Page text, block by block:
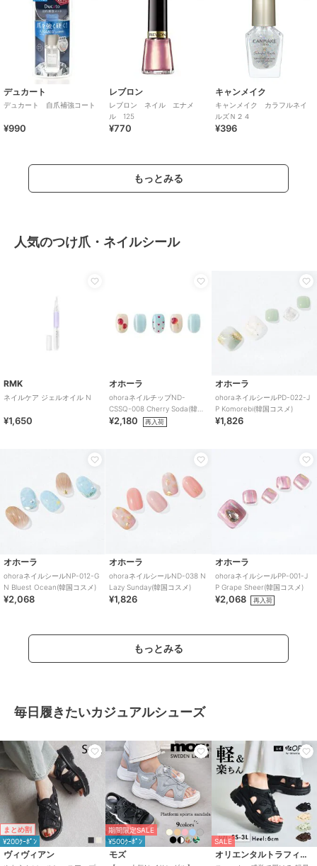
デュカート
デュカート 自爪補強コート
¥990
レブロン
レブロン ネイル エナメ
ル 125
¥770
キャンメイク
キャンメイク カラフルネイ
ルズＮ２４
¥396
もっとみる
人気のつけ爪・ネイルシール
RMK
ネイルケア ジェルオイル N
¥1,650
オホーラ
ohoraネイルチップND-
CSSQ-008 Cherry Soda(韓国
コスメ)
¥2,180 再入荷
オホーラ
ohoraネイルシールPD-022-J
P Komorebi(韓国コスメ)
¥1,826
オホーラ
ohoraネイルシールNP-012-G
N Bluest Ocean(韓国コスメ)
¥2,068
オホーラ
ohoraネイルシールND-038 N
Lazy Sunday(韓国コスメ)
¥1,826
オホーラ
ohoraネイルシールPP-001-J
P Grape Sheer(韓国コスメ)
¥2,068 再入荷
もっとみる
毎日履きたいカジュアルシューズ
まとめ割
¥200ｸｰﾎﾟﾝ
ヴィヴィアン
期間限定SALE
¥500ｸｰﾎﾟﾝ
モズ
SALE
オリエンタルトラフィック